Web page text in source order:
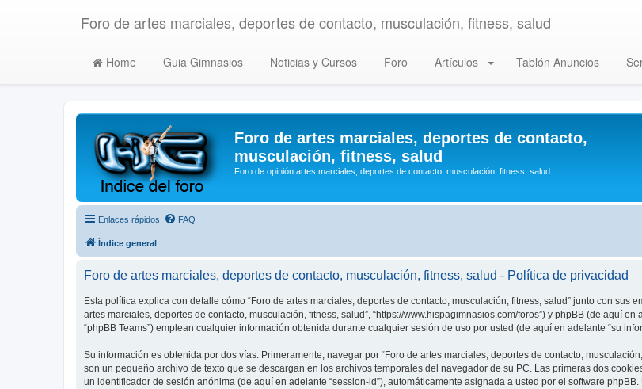
Foro de artes marciales, deportes de contacto, musculación, fitness, salud
Home Guia Gimnasios Noticias y Cursos Foro Artículos Tablón Anuncios
Foro de artes marciales, deportes de contacto,
musculación, fitness, salud
Foro de opinión artes marciales, deportes de contacto, musculación, fitness, salud
Enlaces rápidos FAQ
Índice general
Foro de artes marciales, deportes de contacto, musculación, fitness, salud - Política de privacidad
Esta política explica con detalle cómo “Foro de artes marciales, deportes de contacto, musculación, fitness, salud” junto con sus
artes marciales, deportes de contacto, musculación, fitness, salud”, “https://www.hispagimnasios.com/foros”) y phpBB (de aquí en
“phpBB Teams”) emplean cualquier información obtenida durante cualquier sesión de uso por usted (de aquí en adelante “su
Su información es obtenida por dos vías. Primeramente, navegar por “Foro de artes marciales, deportes de contacto,
son un pequeño archivo de texto que se descargan en los archivos temporales del navegador de su PC. Las primeras dos
un identificador de sesión anónima (de aquí en adelante “session-id”), automáticamente asignada a usted por el software